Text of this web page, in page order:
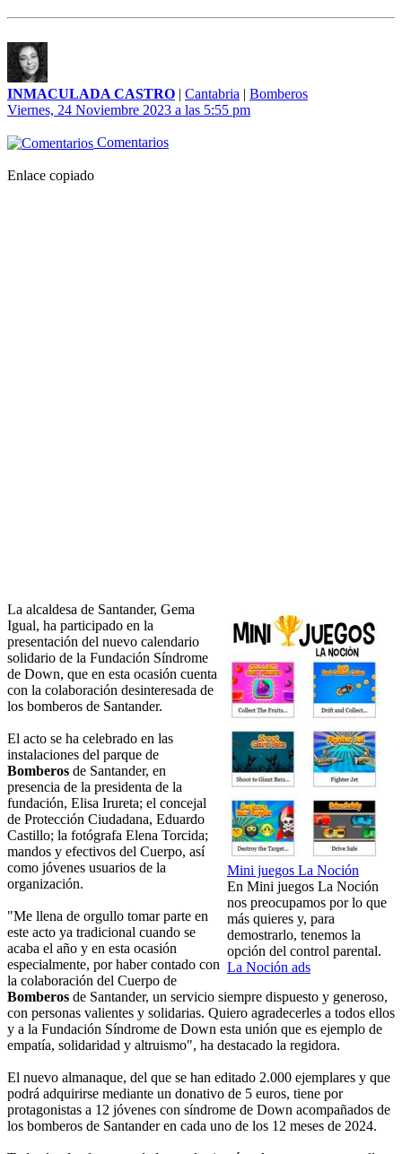
INMACULADA CASTRO | Cantabria | Bomberos
Viernes, 24 Noviembre 2023 a las 5:55 pm
Comentarios
Enlace copiado
Mini juegos La Noción
En Mini juegos La Noción
nos preocupamos por lo que
más quieres y, para
demostrarlo, tenemos la
opción del control parental.
La Noción ads
La alcaldesa de Santander, Gema
Igual, ha participado en la
presentación del nuevo calendario
solidario de la Fundación Síndrome
de Down, que en esta ocasión cuenta
con la colaboración desinteresada de
los bomberos de Santander.
El acto se ha celebrado en las
instalaciones del parque de
Bomberos de Santander, en
presencia de la presidenta de la
fundación, Elisa Irureta; el concejal
de Protección Ciudadana, Eduardo
Castillo; la fotógrafa Elena Torcida;
mandos y efectivos del Cuerpo, así
como jóvenes usuarios de la
organización.
"Me llena de orgullo tomar parte en
este acto ya tradicional cuando se
acaba el año y en esta ocasión
especialmente, por haber contado con
la colaboración del Cuerpo de
Bomberos de Santander, un servicio siempre dispuesto y generoso,
con personas valientes y solidarias. Quiero agradecerles a todos ellos
y a la Fundación Síndrome de Down esta unión que es ejemplo de
empatía, solidaridad y altruismo", ha destacado la regidora.
El nuevo almanaque, del que se han editado 2.000 ejemplares y que
podrá adquirirse mediante un donativo de 5 euros, tiene por
protagonistas a 12 jóvenes con síndrome de Down acompañados de
los bomberos de Santander en cada uno de los 12 meses de 2024.